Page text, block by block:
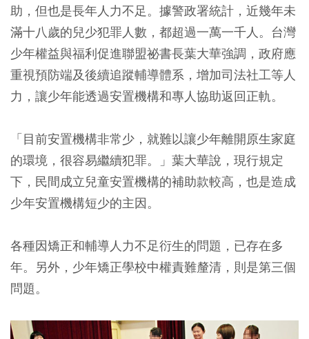
助，但也是長年人力不足。據警政署統計，近幾年未
滿十八歲的兒少犯罪人數，都超過一萬一千人。台灣
少年權益與福利促進聯盟祕書長葉大華強調，政府應
重視預防端及後續追蹤輔導體系，增加司法社工等人
力，讓少年能透過安置機構和專人協助返回正軌。
「目前安置機構非常少，就難以讓少年離開原生家庭
的環境，很容易繼續犯罪。」葉大華說，現行規定
下，民間成立兒童安置機構的補助款較高，也是造成
少年安置機構短少的主因。
各種因矯正和輔導人力不足衍生的問題，已存在多
年。另外，少年矯正學校中權責難釐清，則是第三個
問題。